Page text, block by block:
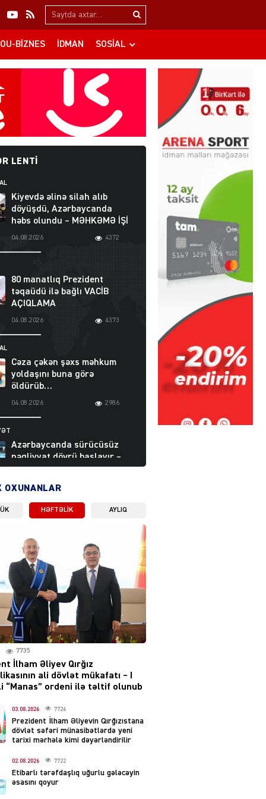
Search…
BIZNES İDMAN SOSIAL
LENTI
Kiyevdə əlinə silah alıb
döyüşdü, Azərbaycanda
həbs olundu – MƏHKƏMƏ İŞİ
04.08.2026 4372
80 manatlıq Prezident
təqaüdü ilə bağlı VACİB
AÇIQLAMA
04.08.2026 4373
Cəza çəkən şəxs məhkum
yoldaşını buna görə
öldürüb…
04.08.2026 2986
Azərbaycanda sürücüsüz
nəqliyyat dövrü başlayır –
BELƏ işləyəcək
04.08.2026
layihəsi ilə bağlı AÇIQLAMA
04.08.2026
Müharibə Rusiyanın belini
bükür
04.08.2026 3987
Ekranlardan uzaq qalan
məşhur aktrisanın yeni
çıxdı
04.08.2026 2149
Hüseyn Həsənov haqqında
həbs qərarı verildi –
Milyonluq əmlakı müsadirə
OXUNANLAR
HƏFTƏLIK AYLIQ
7735
İlham Əliyev Qırğız
ali dövlət mükafatı – I
“Manas” ordeni ilə təltif olunub
03.08.2026 7726
Prezident İlham Əliyevin Qırğızıstana
dövlət səfəri münasibətlərdə yeni
tarixi mərhələ kimi dəyərləndirilir
02.08.2026 7722
Etibarlı tərəfdaşlıq uğurlu gələcəyin
əsasını qoyur